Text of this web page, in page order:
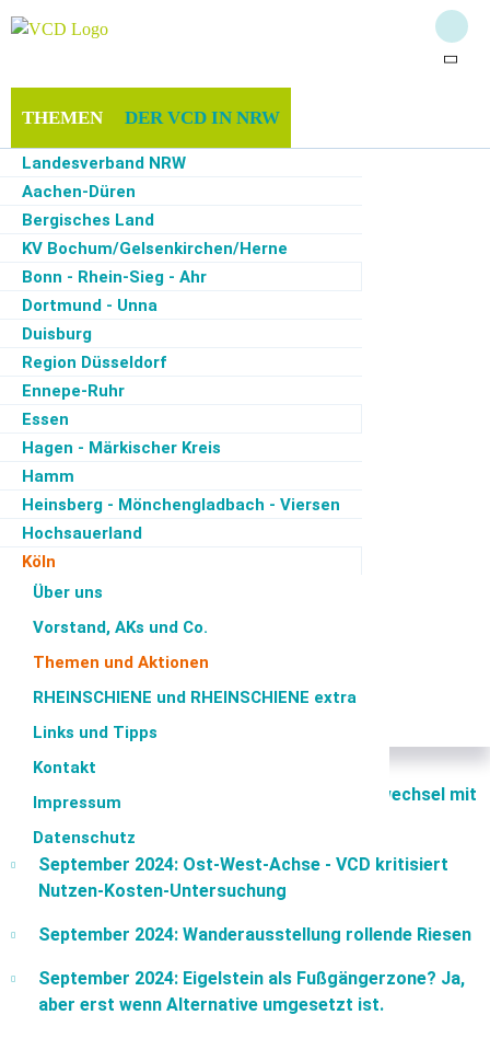
THEMEN DER VCD IN NRW
Landesverband NRW
Aachen-Düren
Bergisches Land
KV Bochum/Gelsenkirchen/Herne
Bonn - Rhein-Sieg - Ahr
Dortmund - Unna
Duisburg
Region Düsseldorf
Ennepe-Ruhr
Essen
Hagen - Märkischer Kreis
Hamm
Heinsberg - Mönchengladbach - Viersen
Hochsauerland
Köln
Über uns
Vorstand, AKs und Co.
Themen und Aktionen
RHEINSCHIENE und RHEINSCHIENE extra
Links und Tipps
Kontakt
Impressum
Datenschutz
Minden-Lübbecke Herford
Mülheim/Oberhausen
Siegen-Wittgenstein - Olpe
Soest
SERVICE
Start·Der VCD in NRW
Pressemitteilungen und Stellungnahmen des VCD
RV Köln e.V.
Hier findet ihr unsere veröfffentlichten
Pressemitteilungen und Stellungnahmen:
November 2024: Luxemburger Straße - VCD fordert
Konsequenzen aus den schweren Verkehrsunfällen
November 2024: Stadtentwicklung: VCD begrüßt den
Köln-Katalog für seinen sparsamen Umgang mit
Fläche
Oktober 2024: Autokrise – Der deutschen
Automobilindustrie steht ein Paradigmenwechsel mit
September 2024: Ost-West-Achse - VCD kritisiert
Nutzen-Kosten-Untersuchung
September 2024: Wanderausstellung rollende Riesen
September 2024: Eigelstein als Fußgängerzone? Ja,
aber erst wenn Alternative umgesetzt ist.